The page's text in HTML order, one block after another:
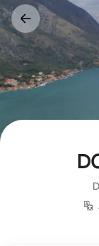
Ugrás
a
tartalomra